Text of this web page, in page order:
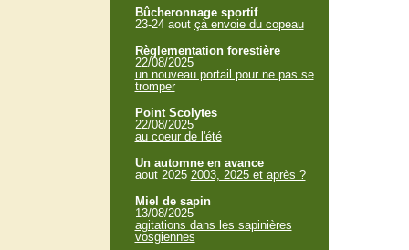
Bûcheronnage sportif
23-24 aout çà envoie du copeau
Règlementation forestière
22/08/2025
un nouveau portail pour ne pas se
tromper
Point Scolytes
22/08/2025
au coeur de l'été
Un automne en avance
aout 2025 2003, 2025 et après ?
Miel de sapin
13/08/2025
agitations dans les sapinières
vosgiennes